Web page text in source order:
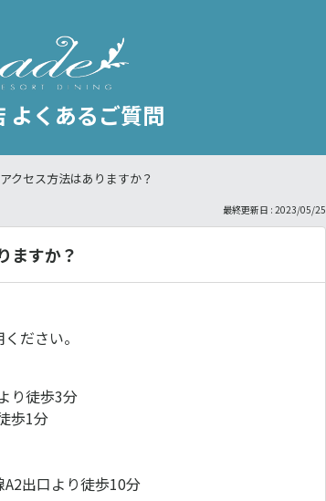
よくあるご質問
クセス方法はありますか？
最終更新日 : 2023/05/25
ますか？
ださい。
り徒歩3分
歩1分
A2出口より徒歩10分